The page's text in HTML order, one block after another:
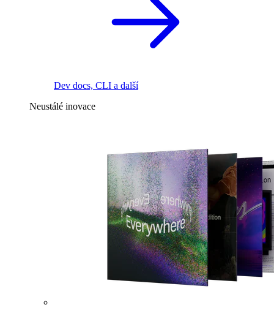
Dev docs, CLI a další
Neustálé inovace